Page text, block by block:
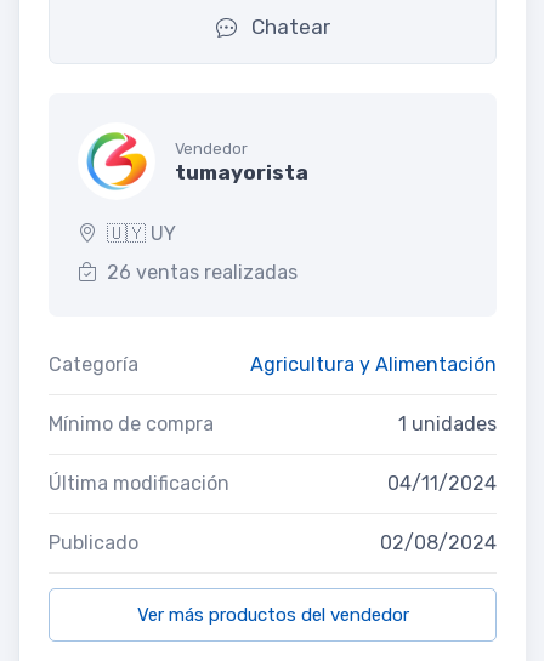
Chatear
Vendedor
tumayorista
🇺🇾 UY
26 ventas realizadas
Categoría Agricultura y Alimentación
Mínimo de compra 1 unidades
Última modificación 04/11/2024
Publicado 02/08/2024
Ver más productos del vendedor